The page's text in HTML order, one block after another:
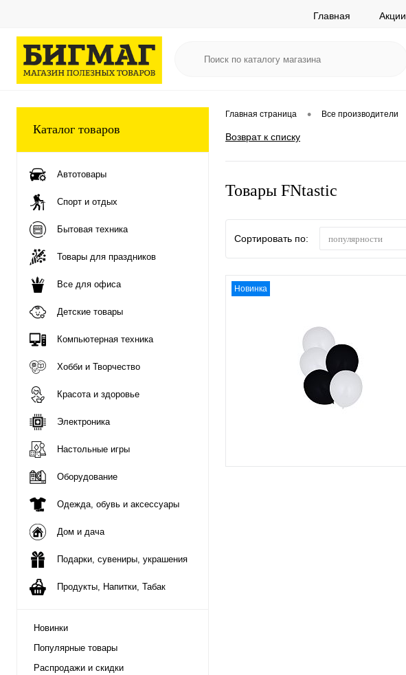
Главная Акции
Каталог товаров
Автотовары
Спорт и отдых
Бытовая техника
Товары для праздников
Все для офиса
Детские товары
Компьютерная техника
Хобби и Творчество
Красота и здоровье
Электроника
Настольные игры
Оборудование
Одежда, обувь и аксессуары
Дом и дача
Подарки, сувениры, украшения
Продукты, Напитки, Табак
Новинки
Популярные товары
Распродажи и скидки
Главная страница • Все производители
Возврат к списку
Товары FNtastic
Сортировать по: популярности
Новинка